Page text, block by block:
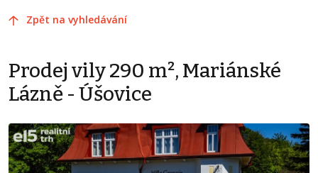
Zpět na vyhledávání
Prodej vily 290 m², Mariánské
Lázně - Úšovice